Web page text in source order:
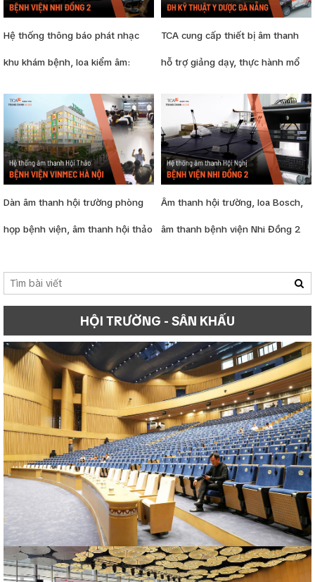
Hệ thống thông báo phát nhạc
khu khám bệnh, loa kiểm âm:
TCA cung cấp thiết bị âm thanh
hỗ trợ giảng dạy, thực hành mổ
Dược Đà Nẵng
Dàn âm thanh hội trường phòng
họp bệnh viện, âm thanh hội thảo
Âm thanh hội trường, loa Bosch,
âm thanh bệnh viện Nhi Đồng 2
HỘI TRƯỜNG - SÂN KHẤU